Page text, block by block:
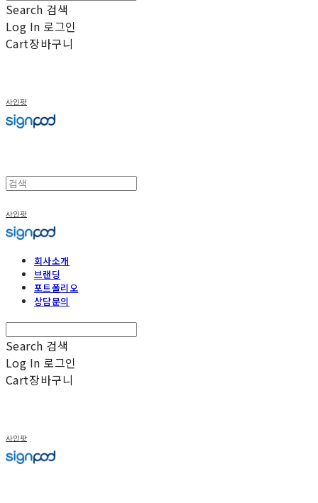
Search 검색
Log In 로그인
Cart장바구니
사인팟
사인팟
회사소개
브랜딩
포트폴리오
상담문의
Search 검색
Log In 로그인
Cart장바구니
사인팟